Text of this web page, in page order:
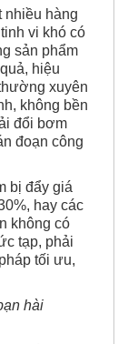
nhiều hàng
vi khó có
sản phẩm
hiệu
xuyên
không bền
đổi bơm
đoạn công
bị đẩy giá
hay các
không có
tạp, phải
tối ưu,
hài